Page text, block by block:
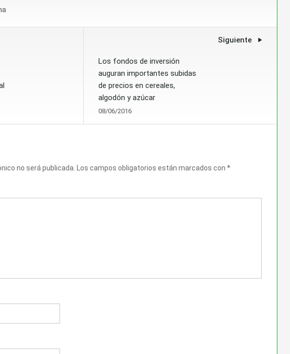
Siguiente
Los fondos de inversión
auguran importantes subidas
de precios en cereales,
algodón y azúcar
08/06/2016
no será publicada. Los campos obligatorios están marcados con *